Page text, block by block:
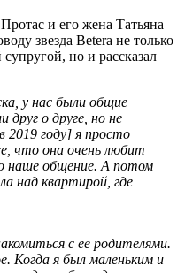
и его жена Татьяна
звезда Betera не только
но и рассказал
у нас были общие
друг о друге, но не
2019 году] я просто
что она очень любит
наше общение. А потом
над квартирой, где
с ее родителями.
Когда я был маленьким и